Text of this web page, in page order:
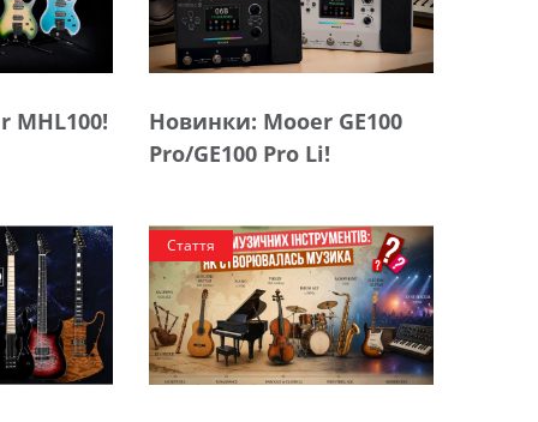
MHL100!
Новинки: Mooer GE100
Pro/GE100 Pro Li!
Стаття